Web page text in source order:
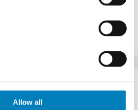
Allow all
Mineralstoffe zeigen